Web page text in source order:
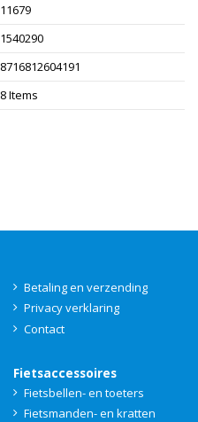
11679
1540290
8716812604191
8 Items
Betaling en verzending
Privacy verklaring
Contact
Fietsaccessoires
Fietsbellen- en toeters
Fietsmanden- en kratten